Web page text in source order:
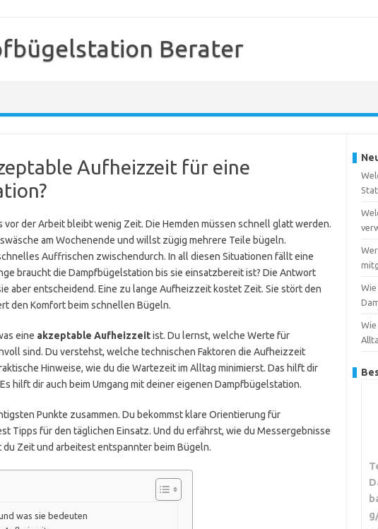
Berater
Aufheizzeit für eine
vor der Arbeit bleibt wenig Zeit. Die Hemden müssen schnell glatt werden.
am Wochenende und willst zügig mehrere Teile bügeln.
Auffrischen zwischendurch. In all diesen Situationen fällt eine
braucht die Dampfbügelstation bis sie einsatzbereit ist? Die Antwort
aber entscheidend. Eine zu lange Aufheizzeit kostet Zeit. Sie stört den
den Komfort beim schnellen Bügeln.
eine akzeptable Aufheizzeitist. Du lernst, welche Werte für
sind. Du verstehst, welche technischen Faktoren die Aufheizzeit
Hinweise, wie du die Wartezeit im Alltag minimierst. Das hilft dir
hilft dir auch beim Umgang mit deiner eigenen Dampfbügelstation.
Punkte zusammen. Du bekommst klare Orientierung für
Tipps für den täglichen Einsatz. Und du erfährst, wie du Messergebnisse
Zeit und arbeitest entspannter beim Bügeln.
was sie bedeuten